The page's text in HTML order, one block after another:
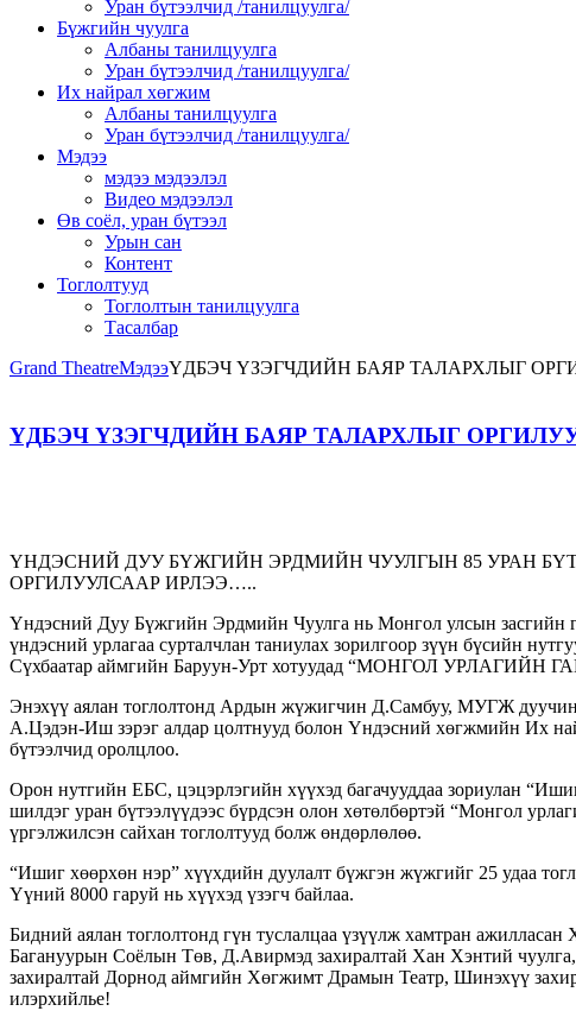
Уран бүтээлчид /танилцуулга/
Бүжгийн чуулга
Албаны танилцуулга
Уран бүтээлчид /танилцуулга/
Их найрал хөгжим
Албаны танилцуулга
Уран бүтээлчид /танилцуулга/
Мэдээ
мэдээ мэдээлэл
Видео мэдээлэл
Өв соёл, уран бүтээл
Урын сан
Контент
Тоглолтууд
Тоглолтын танилцуулга
Тасалбар
Grand TheatreМэдээҮДБЭЧ ҮЗЭГЧДИЙН БАЯР ТАЛАРХЛЫГ
ҮДБЭЧ ҮЗЭГЧДИЙН БАЯР ТАЛАРХЛЫГ
ҮНДЭСНИЙ ДУУ БҮЖГИЙН ЭРДМИЙН ЧУУЛГЫН 85 УРАН
ОРГИЛУУЛСААР ИРЛЭЭ…..
Үндэсний Дуу Бүжгийн Эрдмийн Чуулга нь Монгол улсын засгийн
үндэсний урлагаа сурталчлан таниулах зорилгоор зүүн бүсийн
Сүхбаатар аймгийн Баруун-Урт хотуудад “МОНГОЛ УРЛАГИЙН
Энэхүү аялан тоглолтонд Ардын жүжигчин Д.Самбуу, МУГЖ
А.Цэдэн-Иш зэрэг алдар цолтнууд болон Үндэсний хөгжмийн Их
бүтээлчид оролцлоо.
Орон нутгийн ЕБС, цэцэрлэгийн хүүхэд багачууддаа зориулан
шилдэг уран бүтээлүүдээс бүрдсэн олон хөтөлбөртэй “Монгол
үргэлжилсэн сайхан тоглолтууд болж өндөрлөлөө.
“Ишиг хөөрхөн нэр” хүүхдийн дуулалт бүжгэн жүжгийг 25 удаа
Үүний 8000 гаруй нь хүүхэд үзэгч байлаа.
Бидний аялан тоглолтонд гүн туслалцаа үзүүлж хамтран
Багануурын Соёлын Төв, Д.Авирмэд захиралтай Хан Хэнтий
захиралтай Дорнод аймгийн Хөгжимт Драмын Театр, Шинэхүү
илэрхийлье!